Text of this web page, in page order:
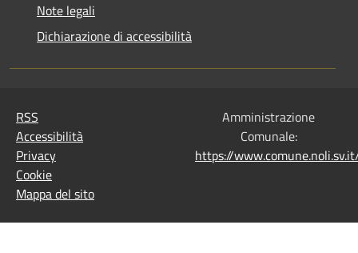
Note legali
Dichiarazione di accessibilità
RSS
Accessibilità
Privacy
Cookie
Mappa del sito
Amministrazione
Comunale:
https://